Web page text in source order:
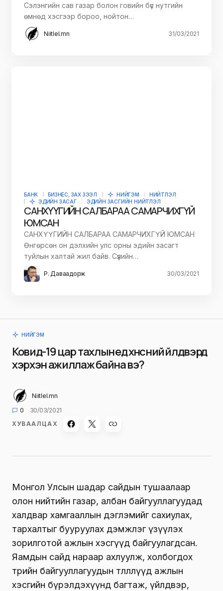
Сэлэнгийн сав газар болон говийн бүс нутгийн
өмнөд хэсгээр бороо, нойтон…
Niitlel.mn 31/03/2021
БАНК БИЗНЕС, ЗАХ ЗЭЭЛ НИЙГЭМ
НИЙТЛЭЛ
ЭДИЙН ЗАСАГ
ЭДИЙН ЗАСГИЙН НИЙТЛЭЛ
САНХҮҮГИЙН САЛБАРАА САМАРЧИХГҮЙ
ЮМСАН
САНХҮҮГИЙН САЛБАРАА САМАРЧИХГҮЙ ЮМСАН
Өнгөрсөн он дэлхийн улс орны эдийн засагт
туйлын халтай жил байв. Сүүлийн…
Р. Даваадорж 30/03/2021
НИЙГЭМ
Ковид-19 цар тахлын үед хүнсний үйлдвэрүүд
хэрхэн ажиллаж байна вэ?
Niitlel.mn
0
30/03/2021
ХУВААЛЦАХ
Монгол Улсын шадар сайдын тушаалаар
олон нийтийн газар, албан байгууллагуудад
халдвар хамгааллын дэглэмийг сахиулах,
тархалтыг бууруулах дэмжлэг үзүүлэх
зорилготой ажлын хэсгүүд байгуулагдсан.
Яамдын сайд нараар ахлуулж, холбогдох
төрийн байгууллагуудын төлөөллүүд ажлын
хэсгийн бүрэлдэхүүнд багтаж, үйлдвэр,